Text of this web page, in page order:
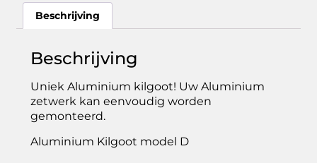
Beschrijving
Beschrijving
Uniek Aluminium kilgoot! Uw Aluminium
zetwerk kan eenvoudig worden
gemonteerd.
Aluminium Kilgoot model D